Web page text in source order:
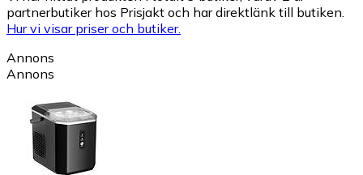
partnerbutiker hos Prisjakt och har direktlänk till butiken.
Hur vi visar priser och butiker.
Annons
Annons